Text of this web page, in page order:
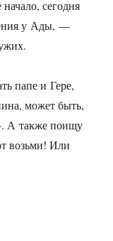
сегодня
у Ады, —
папе и Гере,
может быть,
А также поищу
возьми! Или